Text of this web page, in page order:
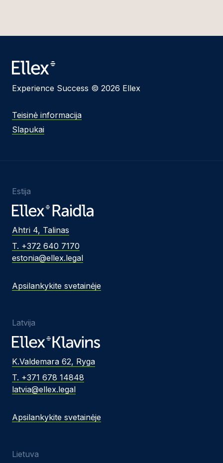
Experience Success © 2026 Ellex
Teisinė informacija
Slapukai
Estija
Ahtri 4, Talinas
T. +372 640 7170
estonia@ellex.legal
Apsilankykite svetainėje
Latvija
K.Valdemara 62, Ryga
T. +371 678 14848
latvia@ellex.legal
Apsilankykite svetainėje
Lietuva